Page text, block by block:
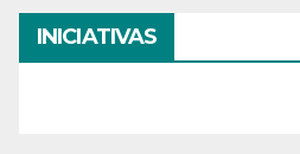
INICIATIVAS